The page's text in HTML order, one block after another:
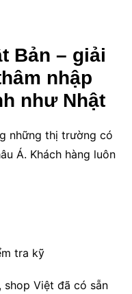
Bản – giải
nhập
như Nhật
những thị trường có
Á. Khách hàng luôn
tra kỹ
shop Việt đã có sẵn